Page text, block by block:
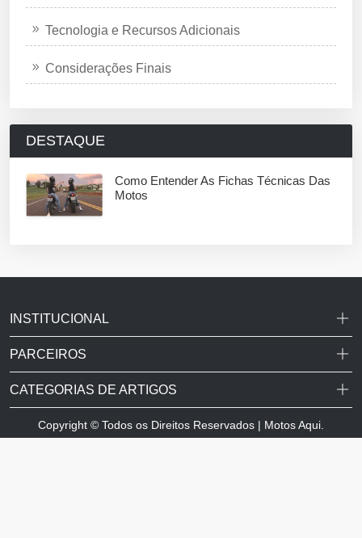
Tecnologia e Recursos Adicionais
Considerações Finais
DESTAQUE
Como Entender As Fichas Técnicas Das
Motos
INSTITUCIONAL
PARCEIROS
CATEGORIAS DE ARTIGOS
Copyright © Todos os Direitos Reservados | Motos Aqui.